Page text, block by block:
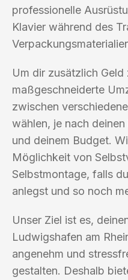
professionelle
Klavier während des
Um dir zusätzlich
maßgeschneiderte
zwischen
wählen, je nach
und deinem Budget.
Möglichkeit von
Selbstmontage, falls
anlegst und so noch
Unser Ziel ist es,
Ludwigshafen am
angenehm und
gestalten. Deshalb